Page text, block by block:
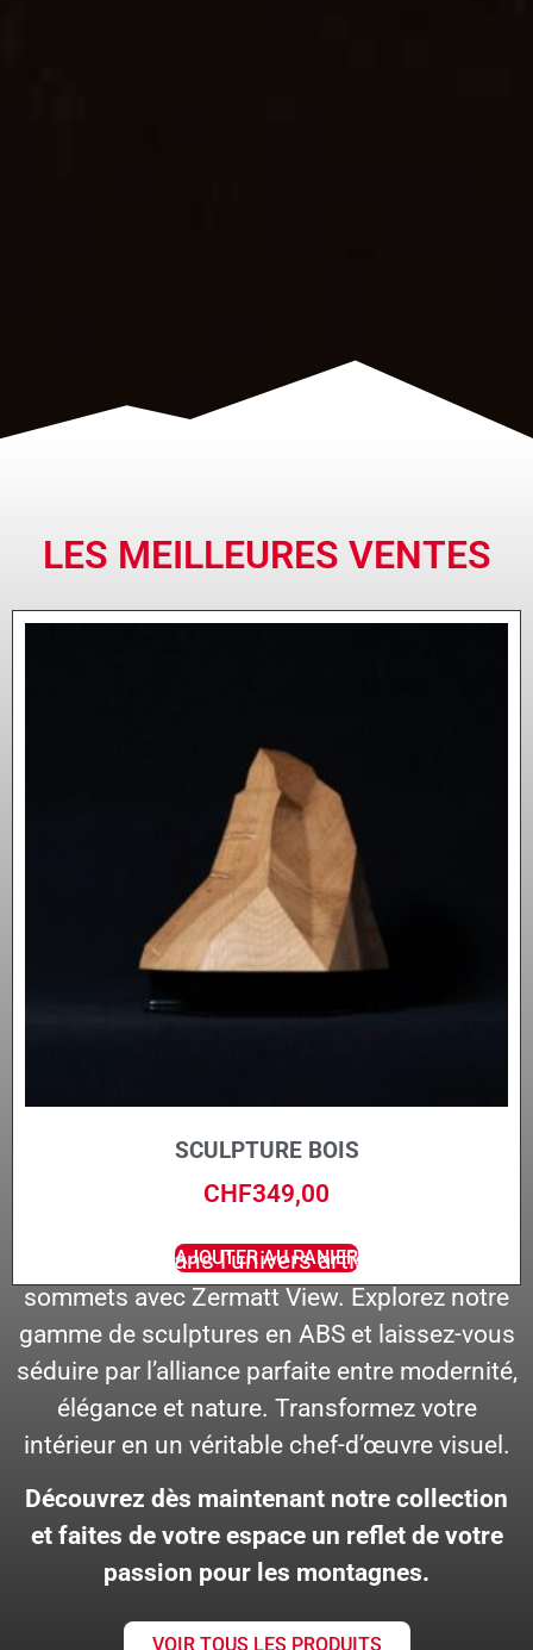
LES MEILLEURES VENTES
SCULPTURE BOIS
CHF349,00
AJOUTER AU PANIER
Plongez dans l’univers artistique des
sommets avec Zermatt View. Explorez notre
gamme de sculptures en ABS et laissez-vous
séduire par l’alliance parfaite entre modernité,
élégance et nature. Transformez votre
intérieur en un véritable chef-d’œuvre visuel.
Découvrez dès maintenant notre collection
et faites de votre espace un reflet de votre
passion pour les montagnes.
VOIR TOUS LES PRODUITS